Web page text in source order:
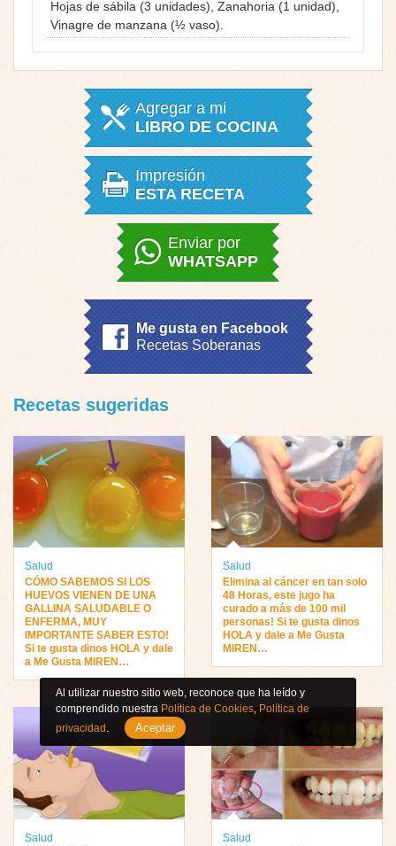
Hojas de sábila (3 unidades), Zanahoria (1 unidad),
Vinagre de manzana (½ vaso).
Agregar a mi
LIBRO DE COCINA
Impresión
ESTA RECETA
Enviar por
WHATSAPP
Me gusta en Facebook
Recetas Soberanas
Recetas sugeridas
Salud
CÓMO SABEMOS SI LOS
HUEVOS VIENEN DE UNA
GALLINA SALUDABLE O
ENFERMA, MUY
IMPORTANTE SABER ESTO!
Si te gusta dinos HOLA y dale
a Me Gusta MIREN…
Salud
Elimina al cáncer en tan solo
48 Horas, este jugo ha
curado a más de 100 mil
personas! Si te gusta dinos
HOLA y dale a Me Gusta
MIREN…
Salud
Salud
Al utilizar nuestro sitio web, reconoce que ha leído y
comprendido nuestra Política de Cookies, Política de
privacidad . Aceptar